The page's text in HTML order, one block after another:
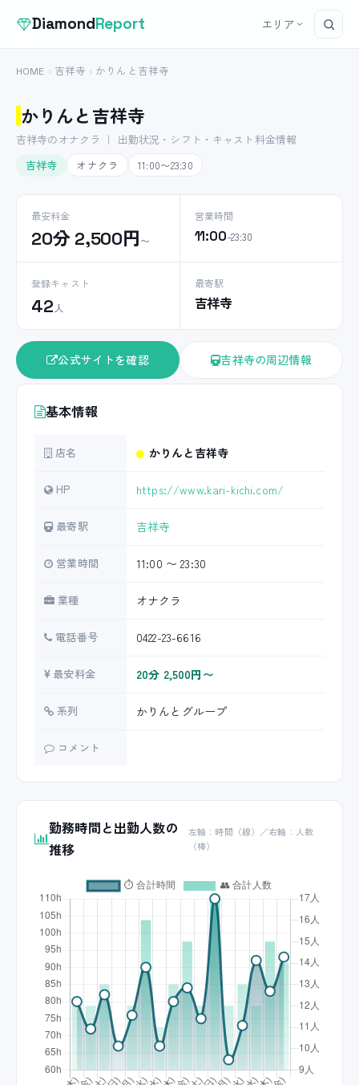
DiamondReport エリア
HOME 吉祥寺 かりんと吉祥寺
かりんと吉祥寺
吉祥寺のオナクラ ｜ 出勤状況・シフト・キャスト料金情報
吉祥寺
オナクラ 11:00〜23:30
最安料金
20分 2,500円〜
営業時間
11:00–23:30
登録キャスト
42 人
最寄駅
吉祥寺
公式サイトを確認 吉祥寺の周辺情報
基本情報
店名 かりんと吉祥寺
HP https://www.kari-kichi.com/
最寄駅 吉祥寺
営業時間 11:00 〜 23:30
業種 オナクラ
電話番号 0422-23-6616
最安料金 20分 2,500円〜
系列 かりんとグループ
コメント
勤務時間と出勤人数の
推移
左軸：時間（線）／右軸：人数
（棒）